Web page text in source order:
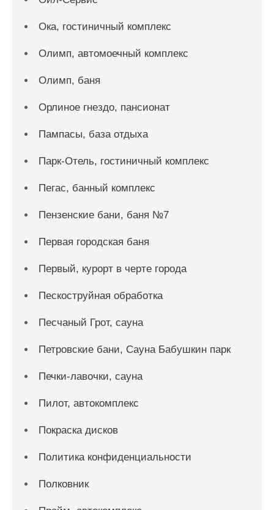
Ока, гостиничный комплекс
Олимп, автомоечный комплекс
Олимп, баня
Орлиное гнездо, пансионат
Пампасы, база отдыха
Парк-Отель, гостиничный комплекс
Пегас, банный комплекс
Пензенские бани, баня №7
Первая городская баня
Первый, курорт в черте города
Пескоструйная обработка
Песчаный Грот, сауна
Петровские бани, Сауна Бабушкин парк
Печки-лавочки, сауна
Пилот, автокомплекс
Покраска дисков
Политика конфиденциальности
Полковник